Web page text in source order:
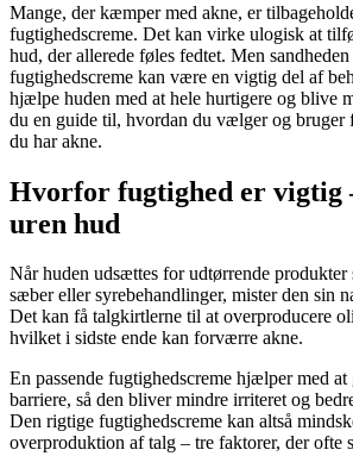
Mange, der kæmper med akne, er
fugtighedscreme. Det kan virke ulogisk at
hud, der allerede føles fedtet. Men
fugtighedscreme kan være en vigtig del af
hjælpe huden med at hele hurtigere og blive
du en guide til, hvordan du vælger og bruger
du har akne.
Hvorfor fugtighed er vigtig
uren hud
Når huden udsættes for udtørrende produkter
sæber eller syrebehandlinger, mister den sin
Det kan få talgkirtlerne til at overproducere
hvilket i sidste ende kan forværre akne.
En passende fugtighedscreme hjælper med at
barriere, så den bliver mindre irriteret og
Den rigtige fugtighedscreme kan altså
overproduktion af talg – tre faktorer, der ofte